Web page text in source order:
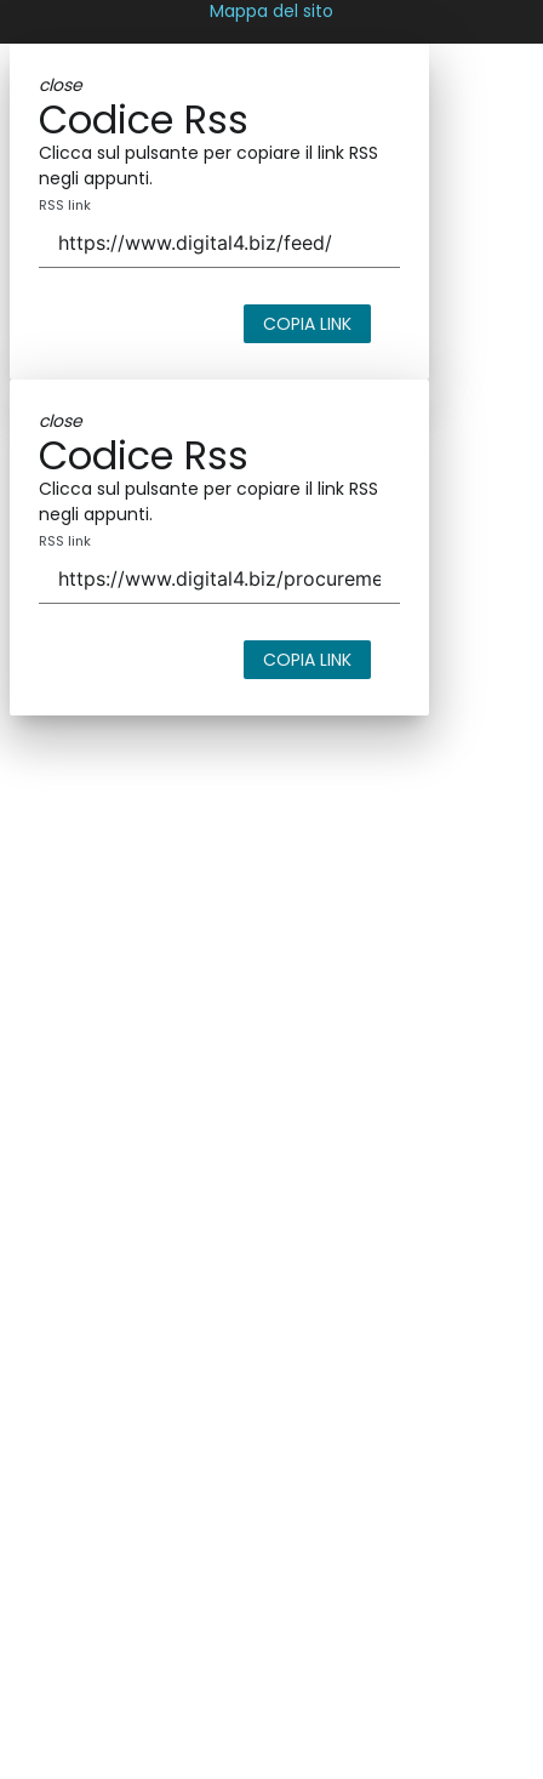
Mappa del sito
close
Codice Rss
Clicca sul pulsante per copiare il link RSS
negli appunti.
RSS link
COPIA LINK
close
Codice Rss
Clicca sul pulsante per copiare il link RSS
negli appunti.
RSS link
COPIA LINK